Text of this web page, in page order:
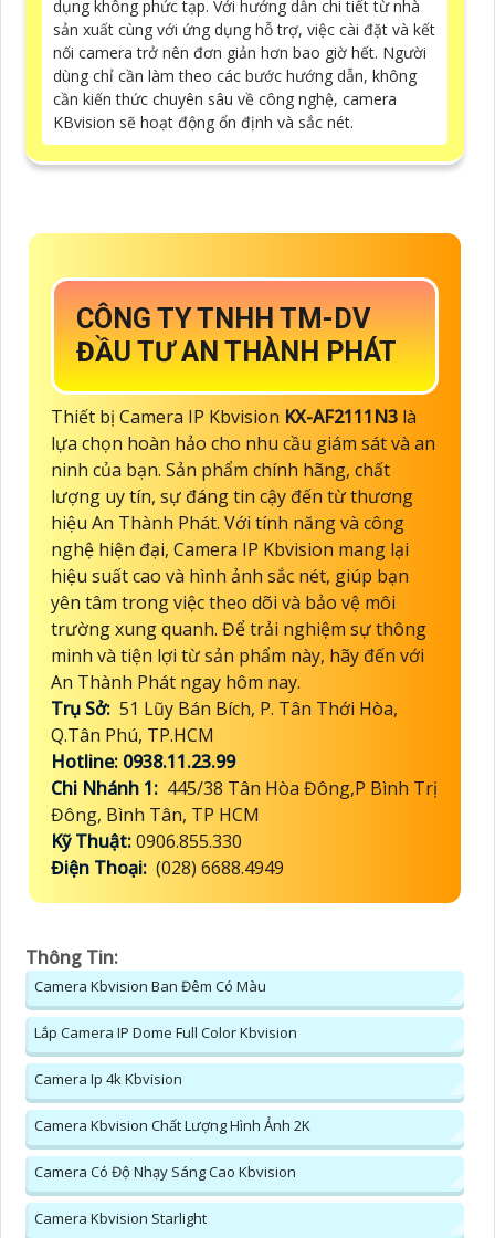
dụng không phức tạp. Với hướng dẫn chi tiết từ nhà
sản xuất cùng với ứng dụng hỗ trợ, việc cài đặt và kết
nối camera trở nên đơn giản hơn bao giờ hết. Người
dùng chỉ cần làm theo các bước hướng dẫn, không
cần kiến thức chuyên sâu về công nghệ, camera
KBvision sẽ hoạt động ổn định và sắc nét.
CÔNG TY TNHH TM-DV
ĐẦU TƯ AN THÀNH PHÁT
Thiết bị Camera IP Kbvision KX-AF2111N3 là
lựa chọn hoàn hảo cho nhu cầu giám sát và an
ninh của bạn. Sản phẩm chính hãng, chất
lượng uy tín, sự đáng tin cậy đến từ thương
hiệu An Thành Phát. Với tính năng và công
nghệ hiện đại, Camera IP Kbvision mang lại
hiệu suất cao và hình ảnh sắc nét, giúp bạn
yên tâm trong việc theo dõi và bảo vệ môi
trường xung quanh. Để trải nghiệm sự thông
minh và tiện lợi từ sản phẩm này, hãy đến với
An Thành Phát ngay hôm nay.
Trụ Sở: 51 Lũy Bán Bích, P. Tân Thới Hòa,
Q.Tân Phú, TP.HCM
Hotline: 0938.11.23.99
Chi Nhánh 1: 445/38 Tân Hòa Đông,P Bình Trị
Đông, Bình Tân, TP HCM
Kỹ Thuật:0906.855.330
Điện Thoại: (028) 6688.4949
Thông Tin:
Camera Kbvision Ban Đêm Có Màu
Lắp Camera IP Dome Full Color Kbvision
Camera Ip 4k Kbvision
Camera Kbvision Chất Lượng Hình Ảnh 2K
Camera Có Độ Nhạy Sáng Cao Kbvision
Camera Kbvision Starlight